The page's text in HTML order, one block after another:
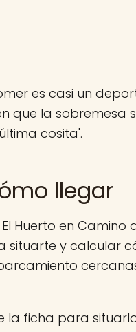
es casi un
que la sobremesa
cosita'.
llegar
Huerto en Camino
y calcular
la ficha para